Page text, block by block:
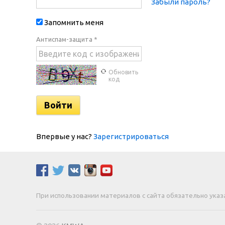
Забыли пароль?
Запомнить меня
Антиспам-защита *
Обновить
код
Впервые у нас? Зарегистрироваться
При использовании материалов с сайта обязательно